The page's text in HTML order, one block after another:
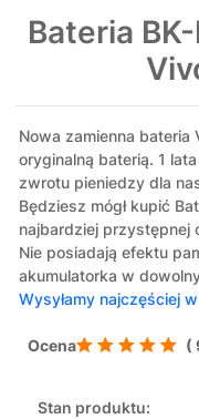
Bateria
Nowa zamienna bateria
oryginalną baterią. 1
zwrotu pieniedzy dla
Będziesz mógł kupić
najbardziej przystępnej
Nie posiadają efektu
akumulatorka w
Wysyłamy najczęściej
Ocena (
Stan produktu: